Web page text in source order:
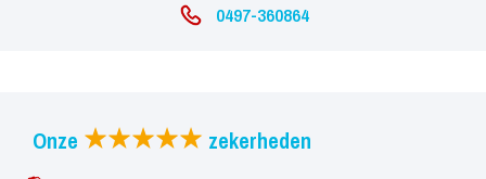
0497-360864
Onze zekerheden